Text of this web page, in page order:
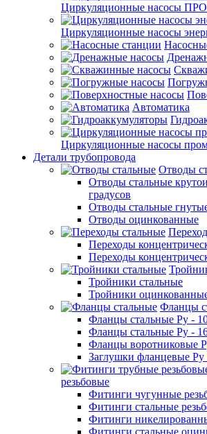
Циркуляционные насосы ПРО
Циркуляционные насосы
Автоматика
Циркуляционные насосы
Детали трубопровода
Отводы
Отводы стальные
градусов
Отводы стальные
Отводы оцинкованные
Переходы
Переходы
Тройники стальные
Тройники
Фланцы
Фланцы стальные Ру -
Фланцы стальные Ру -
Фланцы воротниковые
Заглушки фланцевые Ру
резьбовые
Фитинги чугунные
Фитинги стальные
Фитинги
Фитинги стальные